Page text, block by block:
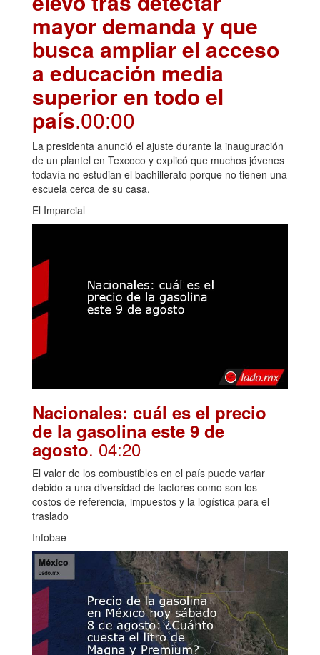
mayor demanda y que
busca ampliar el acceso
a educación media
superior en todo el
país.00:00
La presidenta anunció el ajuste durante la inauguración
de un plantel en Texcoco y explicó que muchos jóvenes
todavía no estudian el bachillerato porque no tienen una
escuela cerca de su casa.
El Imparcial
Nacionales: cuál es el precio
de la gasolina este 9 de
agosto. 04:20
El valor de los combustibles en el país puede variar
debido a una diversidad de factores como son los
costos de referencia, impuestos y la logística para el
traslado
Infobae